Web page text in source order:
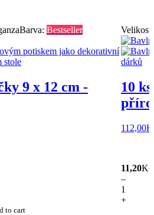
Barva: Bestseller
9 x 12 cm -
to cart
10
112,00
11,20Kč
–
+